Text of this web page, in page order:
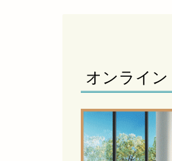
オンライン